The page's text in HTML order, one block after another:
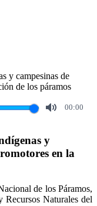
00:00
y
en la
de los Páramos,
Recursos Naturales del